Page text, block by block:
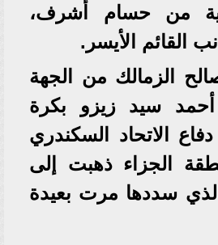
من حسام أشرف،
القائم الأيسر.
الزمالك من الجهة
أحمد سيد زيزو بكرة
الاتحاد السكندري
الجزاء ذهبت إلى
سددها مرت بعيدة